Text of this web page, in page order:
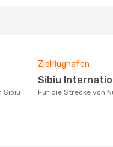
Sibiu
Zielflughafen
Sibiu
Für die Strecke von